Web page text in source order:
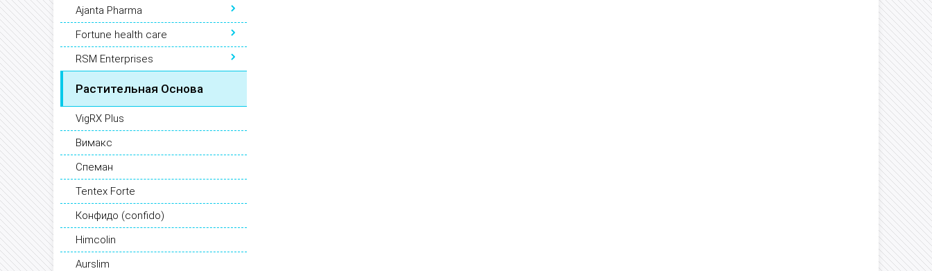
Ajanta Pharma
Fortune health care
RSM Enterprises
Растительная Основа
VigRX Plus
Вимакс
Спеман
Tentex Forte
Конфидо (confido)
Himcolin
Aurslim